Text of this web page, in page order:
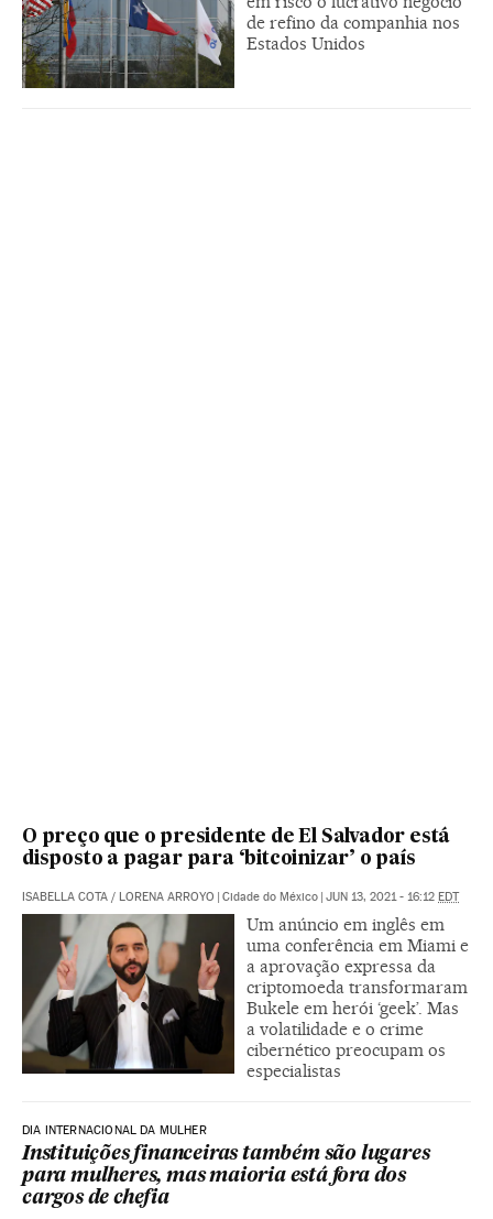
de refino da companhia nos
Estados Unidos
O preço que o presidente de El Salvador está
disposto a pagar para ‘bitcoinizar’ o país
ISABELLA COTA / LORENA ARROYO | Cidade do México | JUN 13, 2021 - 16:12 EDT
Um anúncio em inglês em
uma conferência em Miami e
a aprovação expressa da
criptomoeda transformaram
Bukele em herói ‘geek’. Mas
a volatilidade e o crime
cibernético preocupam os
especialistas
DIA INTERNACIONAL DA MULHER
Instituições financeiras também são lugares
para mulheres, mas maioria está fora dos
cargos de chefia